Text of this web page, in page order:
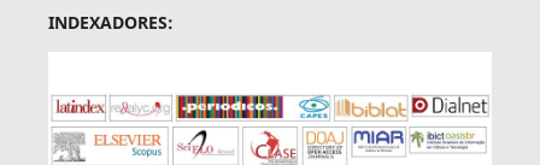
INDEXADORES: